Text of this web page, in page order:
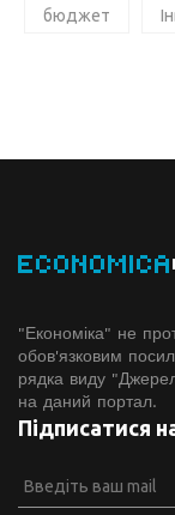
бюджет
ECONOMICA
"Економіка" не
обов'язковим
рядка виду
на даний портал.
Підписатися